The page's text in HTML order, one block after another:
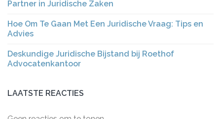
Partner in Juridische Zaken
Hoe Om Te Gaan Met Een Juridische Vraag: Tips en
Advies
Deskundige Juridische Bijstand bij Roethof
Advocatenkantoor
LAATSTE REACTIES